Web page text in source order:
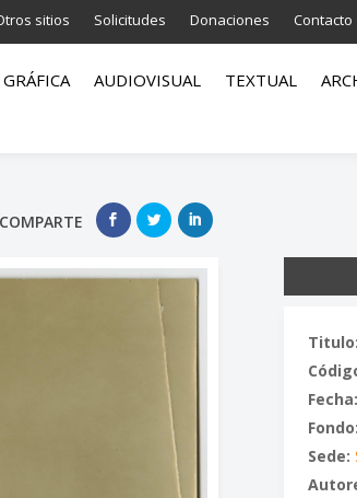
sitios Solicitudes Donaciones Contacto
GRÁFICA AUDIOVISUAL TEXTUAL
COMPARTE
Titulo:
Fecha:
Fondo:
Sede: